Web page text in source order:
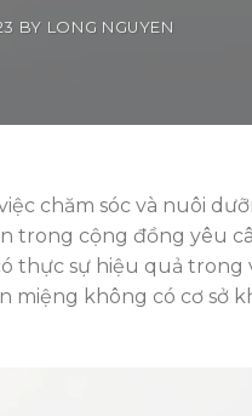
BY LONG NGUYEN
chăm sóc và nuôi
trong cộng đồng yêu
thực sự hiệu quả trong
miệng không có cơ sở